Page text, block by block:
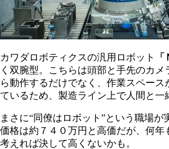
カワダロボティクスの汎用ロボット
く双腕型。こちらは頭部と手先のカ
ら動作するだけでなく、作業スペー
ているため、製造ライン上で人間と一
まさに“同僚はロボット”という職場が
価格は約７４０万円と高価だが、何年
考えれば決して高くないかも。